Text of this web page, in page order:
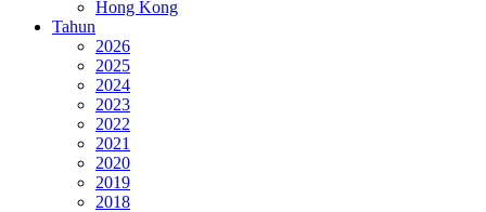
Hong Kong
Tahun
2026
2025
2024
2023
2022
2021
2020
2019
2018